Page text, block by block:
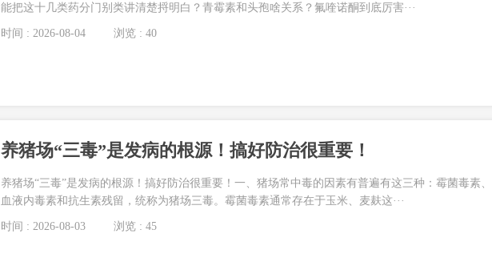
能把这十几类药分门别类讲清楚捋明白？青霉素和头孢啥关系？氟喹诺酮到底厉害···
时间 : 2026-08-04 浏览 : 40
养猪场“三毒”是发病的根源！搞好防治很重要！
养猪场“三毒”是发病的根源！搞好防治很重要！一、猪场常中毒的因素有普遍有这三种：霉菌毒素、
血液内毒素和抗生素残留，统称为猪场三毒。霉菌毒素通常存在于玉米、麦麸这···
时间 : 2026-08-03 浏览 : 45